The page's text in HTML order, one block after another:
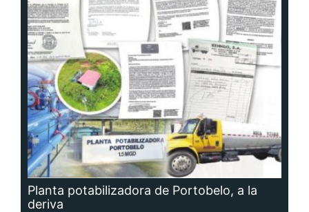
Planta potabilizadora de Portobelo, a la
deriva